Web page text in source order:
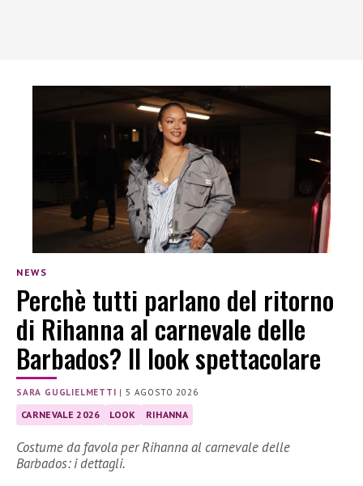
NEWS
Perchè tutti parlano del ritorno
di Rihanna al carnevale delle
Barbados? Il look spettacolare
SARA GUGLIELMETTI |5 AGOSTO 2026
CARNEVALE 2026 LOOK RIHANNA
Costume da favola per Rihanna al carnevale delle
Barbados: i dettagli.